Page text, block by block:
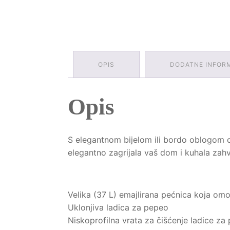
OPIS DODATNE
Opis
S elegantnom bijelom ili bordo oblogom
elegantno zagrijala vaš dom i kuhala
Velika (37 L) emajlirana pećnica koja
Uklonjiva ladica za pepeo
Niskoprofilna vrata za čišćenje ladice za